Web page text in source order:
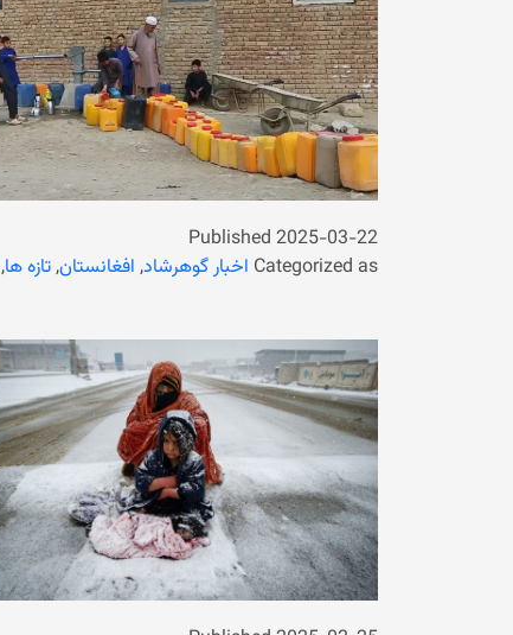
Published 2025-03-22
Categorized as اخبار گوهرشاد, افغانستان,تازه ها,